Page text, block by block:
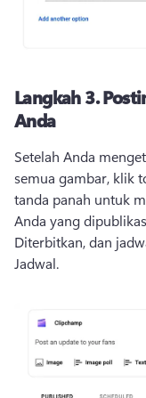
Langkah 3.
Anda
Setelah Anda
semua gambar, klik
tanda panah untuk
Anda yang
Diterbitkan, dan
Jadwal.